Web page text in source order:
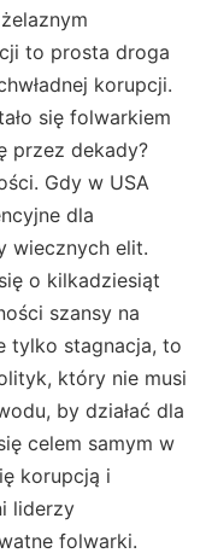
to prosta droga
korupcji.
się folwarkiem
przez dekady?
Gdy w USA
dla
wiecznych elit.
o kilkadziesiąt
szansy na
tylko stagnacja, to
który nie musi
by działać dla
celem samym w
korupcją i
liderzy
folwarki.